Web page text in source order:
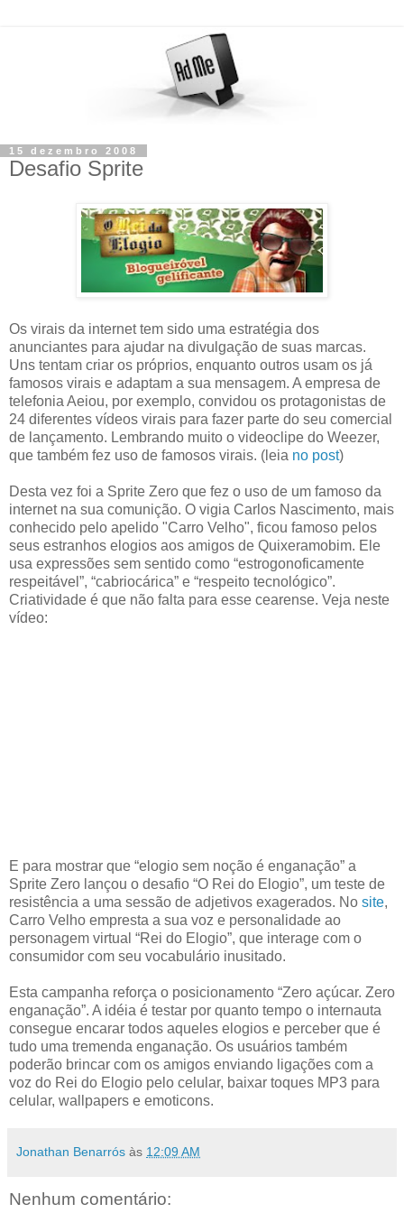
15 dezembro 2008
Desafio Sprite
Os virais da internet tem sido uma estratégia dos
anunciantes para ajudar na divulgação de suas marcas.
Uns tentam criar os próprios, enquanto outros usam os já
famosos virais e adaptam a sua mensagem. A empresa de
telefonia Aeiou, por exemplo, convidou os protagonistas de
24 diferentes vídeos virais para fazer parte do seu comercial
de lançamento. Lembrando muito o videoclipe do Weezer,
que também fez uso de famosos virais. (leia no post)
Desta vez foi a Sprite Zero que fez o uso de um famoso da
internet na sua comunição. O vigia Carlos Nascimento, mais
conhecido pelo apelido "Carro Velho", ficou famoso pelos
seus estranhos elogios aos amigos de Quixeramobim. Ele
usa expressões sem sentido como “estrogonoficamente
respeitável”, “cabriocárica” e “respeito tecnológico”.
Criatividade é que não falta para esse cearense. Veja neste
vídeo:
E para mostrar que “elogio sem noção é enganação” a
Sprite Zero lançou o desafio “O Rei do Elogio”, um teste de
resistência a uma sessão de adjetivos exagerados. No site,
Carro Velho empresta a sua voz e personalidade ao
personagem virtual “Rei do Elogio”, que interage com o
consumidor com seu vocabulário inusitado.
Esta campanha reforça o posicionamento “Zero açúcar. Zero
enganação”. A idéia é testar por quanto tempo o internauta
consegue encarar todos aqueles elogios e perceber que é
tudo uma tremenda enganação. Os usuários também
poderão brincar com os amigos enviando ligações com a
voz do Rei do Elogio pelo celular, baixar toques MP3 para
celular, wallpapers e emoticons.
Jonathan Benarrós às 12:09 AM
Nenhum comentário: